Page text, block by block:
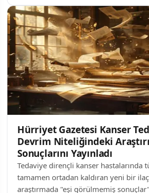
heyecanlandırırken, tam yaşını
analizler yürütülüyor. Bölgedeki
Danny van Basten'in dikkatini çeken
Avrupa'nın erken dönem ticaret ağları
önemli ipuçları barındıyor. Kazı
Gizemli B…
Hürriyet Gazetesi Kanser
Devrim Niteliğindeki
Sonuçlarını Yayınladı
Tedaviye dirençli kanser hastalarında
tamamen ortadan kaldıran yeni bir
araştırmada "eşi görülmemiş